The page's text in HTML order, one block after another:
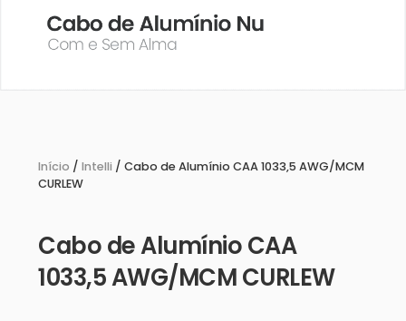
Início / Intelli / Cabo de Alumínio CAA 1033,5 AWG/MCM
CURLEW
Cabo de Alumínio CAA
1033,5 AWG/MCM CURLEW